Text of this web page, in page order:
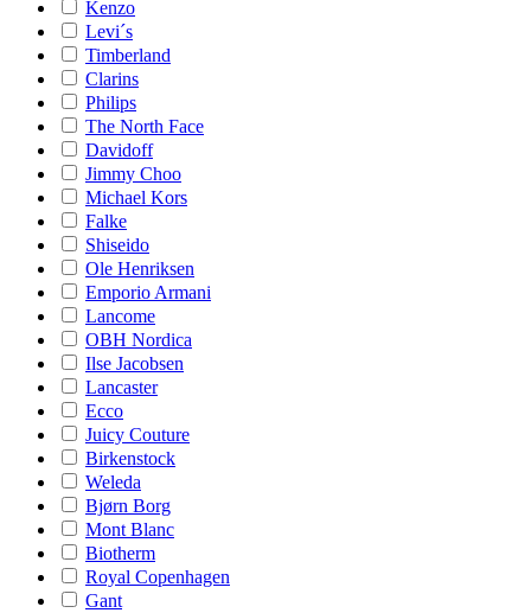
Kenzo
Levi´s
Timberland
Clarins
Philips
The North Face
Davidoff
Jimmy Choo
Michael Kors
Falke
Shiseido
Ole Henriksen
Emporio Armani
Lancome
OBH Nordica
Ilse Jacobsen
Lancaster
Ecco
Juicy Couture
Birkenstock
Weleda
Bjørn Borg
Mont Blanc
Biotherm
Royal Copenhagen
Gant